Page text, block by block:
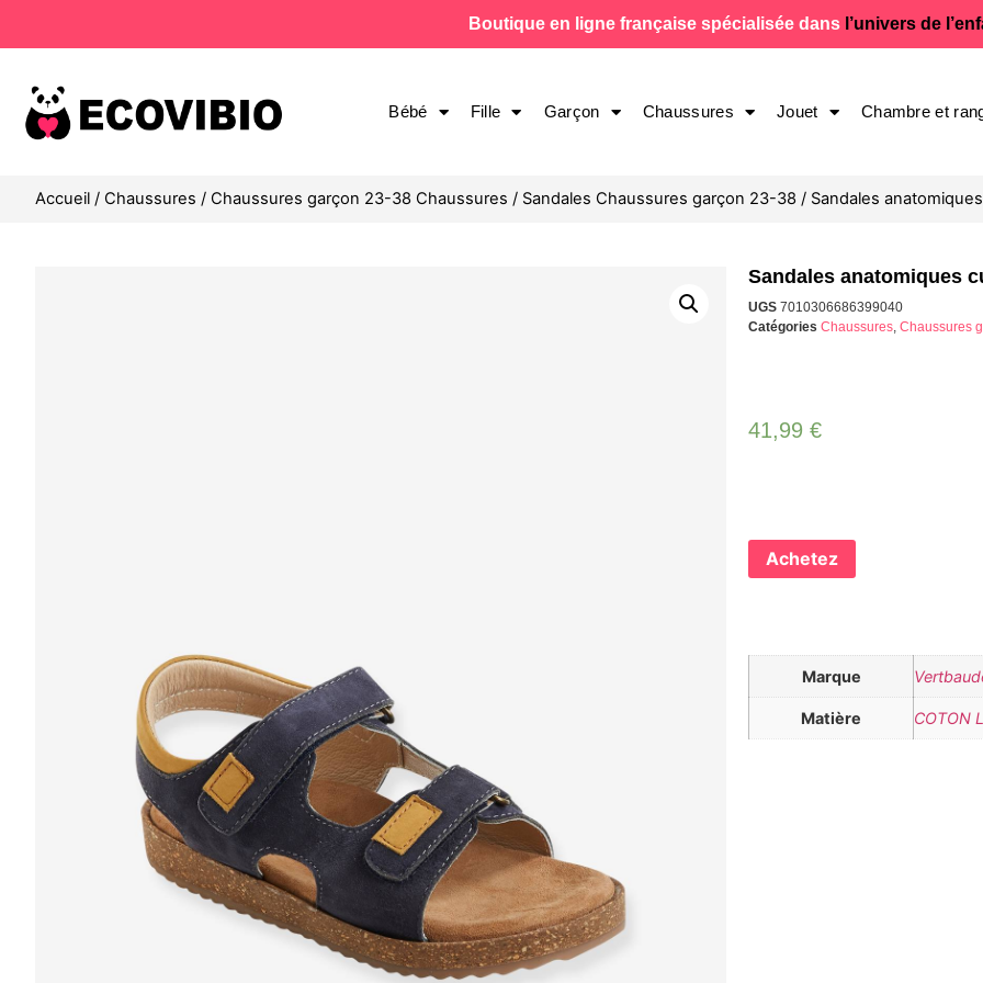
Boutique en ligne française spécialisée dans l’univers de
Bébé Fille Garçon Chaussures Jouet Chambre et
Accueil / Chaussures / Chaussures garçon 23-38 Chaussures / Sandales Chaussures garçon 23-38 / Sandales
Sandales anatomiques
UGS 7010306686399040
Catégories Chaussures, Chaussures
41,99 €
Achetez
Marque
Matière COTON